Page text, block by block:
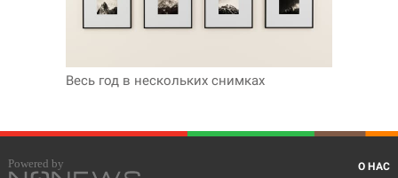
Весь год в нескольких снимках
О НАС